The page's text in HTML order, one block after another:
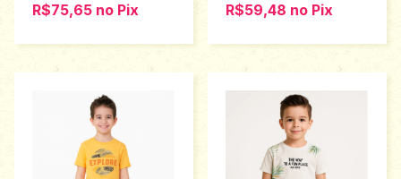
R$75,65 no Pix R$59,48 no Pix